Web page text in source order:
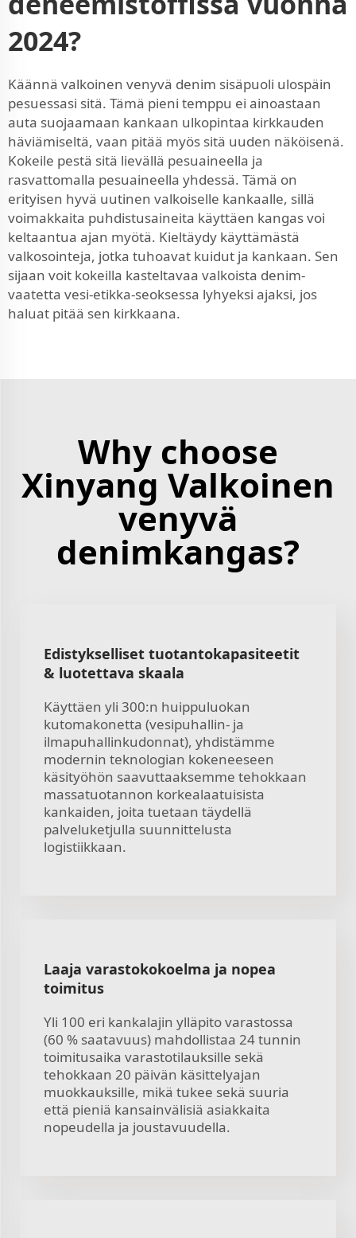
2024?
Käännä valkoinen venyvä denim sisäpuoli ulospäin
pesuessasi sitä. Tämä pieni temppu ei ainoastaan
auta suojaamaan kankaan ulkopintaa kirkkauden
häviämiseltä, vaan pitää myös sitä uuden näköisenä.
Kokeile pestä sitä lievällä pesuaineella ja
rasvattomalla pesuaineella yhdessä. Tämä on
erityisen hyvä uutinen valkoiselle kankaalle, sillä
voimakkaita puhdistusaineita käyttäen kangas voi
keltaantua ajan myötä. Kieltäydy käyttämästä
valkosointeja, jotka tuhoavat kuidut ja kankaan. Sen
sijaan voit kokeilla kasteltavaa valkoista denim-
vaatetta vesi-etikka-seoksessa lyhyeksi ajaksi, jos
haluat pitää sen kirkkaana.
Why choose
Xinyang Valkoinen
venyvä
denimkangas?
Edistykselliset tuotantokapasiteetit
& luotettava skaala
Käyttäen yli 300:n huippuluokan
kutomakonetta (vesipuhallin- ja
ilmapuhallinkudonnat), yhdistämme
modernin teknologian kokeneeseen
käsityöhön saavuttaaksemme tehokkaan
massatuotannon korkealaatuisista
kankaiden, joita tuetaan täydellä
palveluketjulla suunnittelusta
logistiikkaan.
Laaja varastokokoelma ja nopea
toimitus
Yli 100 eri kankalajin ylläpito varastossa
(60 % saatavuus) mahdollistaa 24 tunnin
toimitusaika varastotilauksille sekä
tehokkaan 20 päivän käsittelyajan
muokkauksille, mikä tukee sekä suuria
että pieniä kansainvälisiä asiakkaita
nopeudella ja joustavuudella.